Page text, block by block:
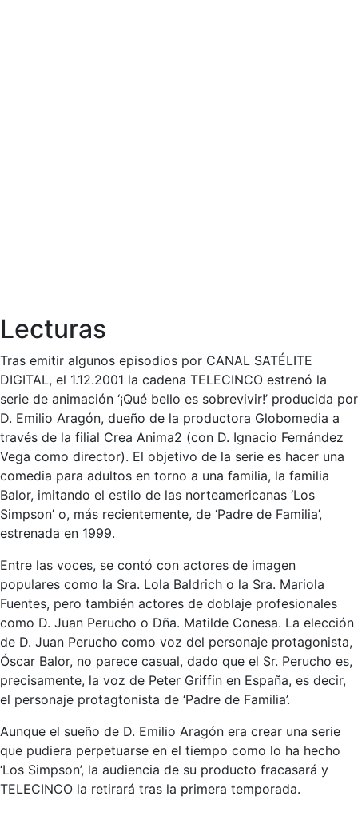
Lecturas
Tras emitir algunos episodios por CANAL SATÉLITE
DIGITAL, el 1.12.2001 la cadena TELECINCO estrenó la
serie de animación ‘¡Qué bello es sobrevivir!’ producida por
D. Emilio Aragón, dueño de la productora Globomedia a
través de la filial Crea Anima2 (con D. Ignacio Fernández
Vega como director). El objetivo de la serie es hacer una
comedia para adultos en torno a una familia, la familia
Balor, imitando el estilo de las norteamericanas ‘Los
Simpson’ o, más recientemente, de ‘Padre de Familia’,
estrenada en 1999.
Entre las voces, se contó con actores de imagen
populares como la Sra. Lola Baldrich o la Sra. Mariola
Fuentes, pero también actores de doblaje profesionales
como D. Juan Perucho o Dña. Matilde Conesa. La elección
de D. Juan Perucho como voz del personaje protagonista,
Óscar Balor, no parece casual, dado que el Sr. Perucho es,
precisamente, la voz de Peter Griffin en España, es decir,
el personaje protagtonista de ‘Padre de Familia’.
Aunque el sueño de D. Emilio Aragón era crear una serie
que pudiera perpetuarse en el tiempo como lo ha hecho
‘Los Simpson’, la audiencia de su producto fracasará y
TELECINCO la retirará tras la primera temporada.